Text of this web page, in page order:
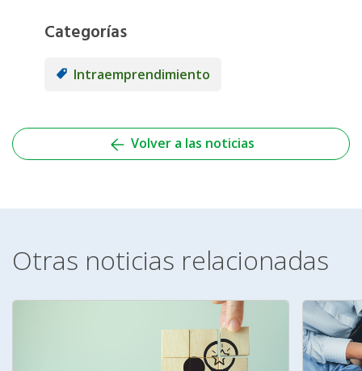
Categorías
Intraemprendimiento
Volver a las noticias
Otras noticias relacionadas